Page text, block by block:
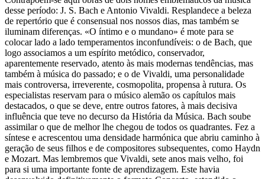
desse período: J. S. Bach e Antonio Vivaldi. Resplandece a beleza
de repertório que é consensual nos nossos dias, mas também se
iluminam diferenças. «O íntimo e o mundano» é mote para se
colocar lado a lado temperamentos inconfundíveis: o de Bach, que
logo associamos a um espírito metódico, conservador,
aparentemente reservado, atento às mais modernas tendências, mas
também à música do passado; e o de Vivaldi, uma personalidade
mais controversa, irreverente, cosmopolita, propensa à rutura. Os
especialistas reservam para o músico alemão os capítulos mais
destacados, o que se deve, entre outros fatores, à mais decisiva
influência que teve no decurso da História da Música. Bach soube
assimilar o que de melhor lhe chegou de todos os quadrantes. Fez a
síntese e acrescentou uma densidade harmónica que abriu caminho à
geração de seus filhos e de compositores subsequentes, como Haydn
e Mozart. Mas lembremos que Vivaldi, sete anos mais velho, foi
para si uma importante fonte de aprendizagem. Este havia